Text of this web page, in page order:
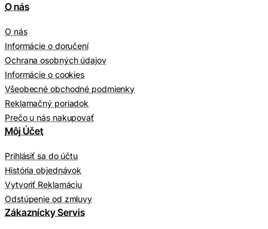
O nás
O nás
Informácie o doručení
Ochrana osobných údajov
Informácie o cookies
Všeobecné obchodné podmienky
Reklamačný poriadok
Prečo u nás nakupovať
Môj Účet
Prihlásiť sa do účtu
História objednávok
Vytvoriť Reklamáciu
Odstúpenie od zmluvy
Zákaznícky Servis